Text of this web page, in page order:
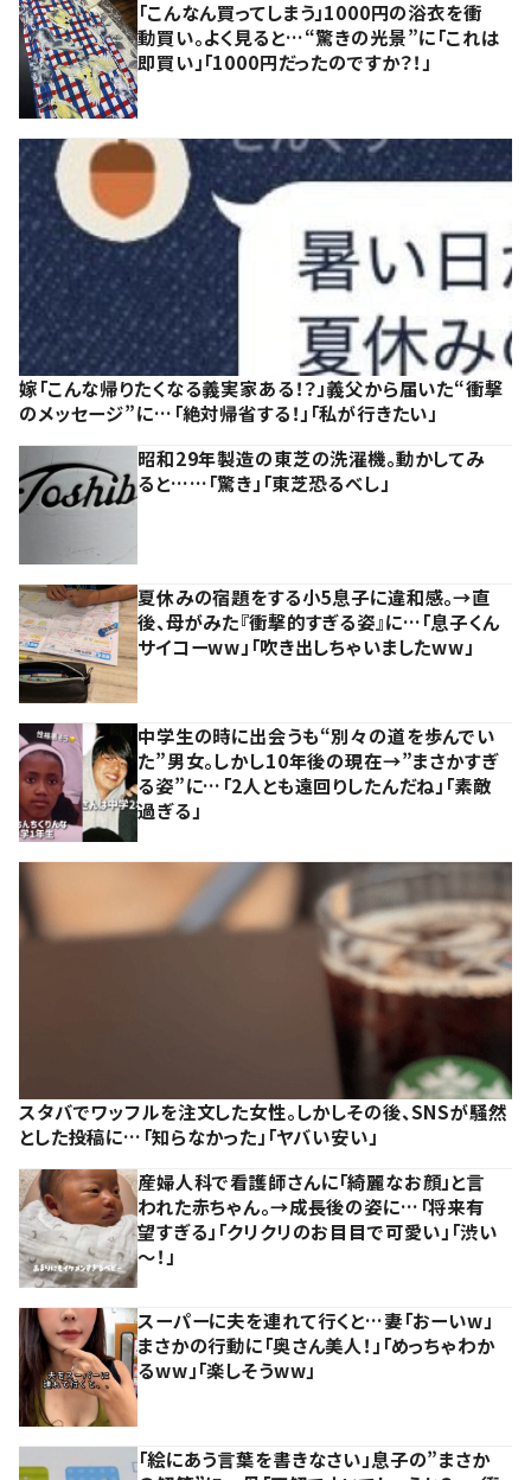
「こんなん買ってしまう」1000円の浴衣を衝
動買い。よく見ると…“驚きの光景”に「これは
即買い」「1000円だったのですか？！」
嫁「こんな帰りたくなる義実家ある！？」義父から届いた“衝撃
のメッセージ”に…「絶対帰省する！」「私が行きたい」
昭和29年製造の東芝の洗濯機。動かしてみ
ると……「驚き」「東芝恐るべし」
夏休みの宿題をする小5息子に違和感。→直
後、母がみた『衝撃的すぎる姿』に…「息子くん
サイコーww」「吹き出しちゃいましたww」
中学生の時に出会うも“別々の道を歩んでい
た”男女。しかし10年後の現在→”まさかすぎ
る姿”に…「2人とも遠回りしたんだね」「素敵
過ぎる」
スタバでワッフルを注文した女性。しかしその後、SNSが騒然
とした投稿に…「知らなかった」「ヤバい安い」
産婦人科で看護師さんに「綺麗なお顔」と言
われた赤ちゃん。→成長後の姿に…「将来有
望すぎる」「クリクリのお目目で可愛い」「渋い
～！」
スーパーに夫を連れて行くと…妻「おーいw」
まさかの行動に「奥さん美人！」「めっちゃわか
るww」「楽しそうww」
「絵にあう言葉を書きなさい」息子の”まさか